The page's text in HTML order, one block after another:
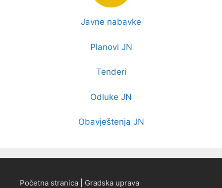
Javne nabavke
Planovi JN
Tenderi
Odluke JN
Obavještenja JN
Početna stranica | Gradska uprava